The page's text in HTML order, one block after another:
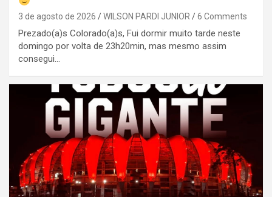
3 de agosto de 2026 WILSON PARDI JUNIOR 6 Comments
Prezado(a)s Colorado(a)s, Fui dormir muito tarde neste
domingo por volta de 23h20min, mas mesmo assim
consegui…